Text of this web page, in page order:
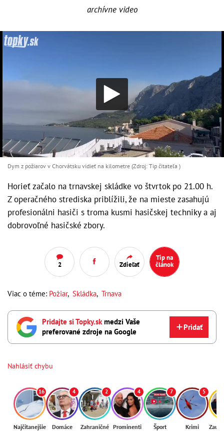
archívne video
Dym z požiarov v Chorvátsku vidieť na kilometre (Zdroj: Tip čitateľa )
Horieť začalo na trnavskej skládke vo štvrtok po 21.00 h.
Z operačného strediska priblížili, že na mieste zasahujú
profesionálni hasiči s troma kusmi hasičskej techniky a aj
dobrovoľné hasičské zbory.
2 Zdieľať
Tip na
článok
Viac o téme: Požiar, Skládka, Trnava
Pridajte si Topky.skmedzi Vaše
preferované zdroje na Google
Pridať
Nahlásiť chybu
16
Najčítanejšie
4
Domáce
2
Zahraničné
4
Prominenti
7
Šport
5
Krimi